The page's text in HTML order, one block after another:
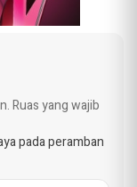
Ruas yang wajib
pada peramban